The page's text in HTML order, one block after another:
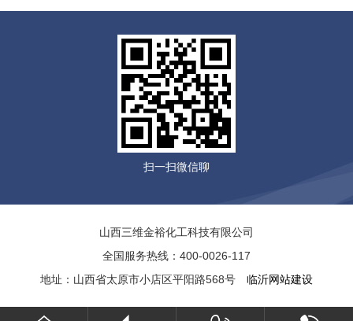
扫一扫微信聊
山西三维金裕化工科技有限公司
全国服务热线：400-0026-117
地址：山西省太原市小店区平阳路568号 临沂网站建设